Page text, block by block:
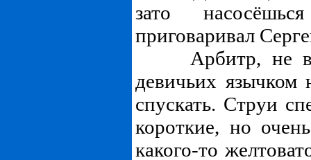
зато
приговаривал
Арбитр, не
девичьих язычком
спускать. Струи
короткие, но
какого-то